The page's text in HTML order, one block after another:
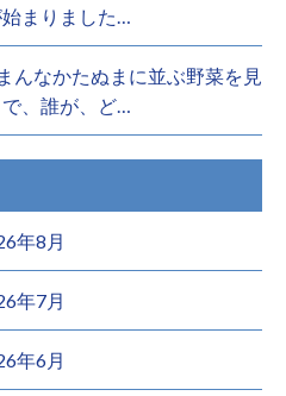
まりました…
んなかたぬまに並ぶ野菜を見
、誰が、ど…
年8月
年7月
年6月